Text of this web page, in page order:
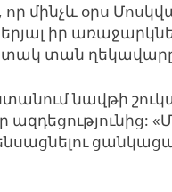
մինչև օրս
իր
տան
նավթի